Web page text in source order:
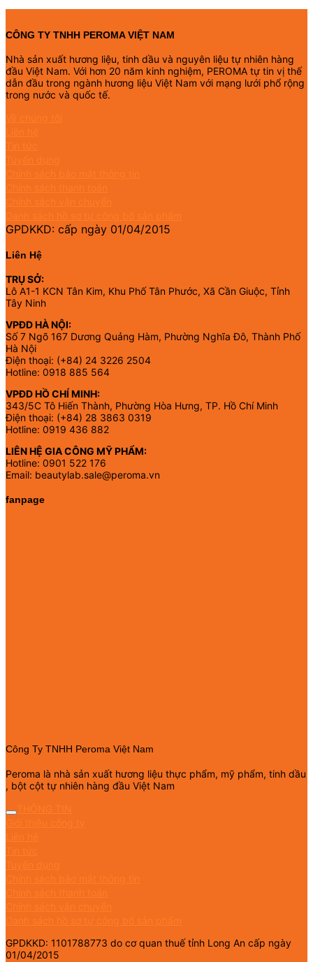
CÔNG TY TNHH PEROMA VIỆT NAM
Nhà sản xuất hương liệu, tinh dầu và nguyên liệu tự nhiên hàng
đầu Việt Nam. Với hơn 20 năm kinh nghiệm, PEROMA tự tin vị thế
dẫn đầu trong ngành hương liệu Việt Nam với mạng lưới phổ rộng
trong nước và quốc tế.
GPDKKD: cấp ngày 01/04/2015
Liên Hệ
TRỤ SỞ:
Lô A1-1 KCN Tân Kim, Khu Phố Tân Phước, Xã Cần Giuộc, Tỉnh
Tây Ninh
VPĐD HÀ NỘI:
Số 7 Ngõ 167 Dương Quảng Hàm, Phường Nghĩa Đô, Thành Phố
Hà Nội
Điện thoại: (+84) 24 3226 2504
Hotline: 0918 885 564
VPĐD HỒ CHÍ MINH:
343/5C Tô Hiến Thành, Phường Hòa Hưng, TP. Hồ Chí Minh
Điện thoại: (+84) 28 3863 0319
Hotline: 0919 436 882
LIÊN HỆ GIA CÔNG MỸ PHẨM:
Hotline: 0901 522 176
Email: beautylab.sale@peroma.vn
fanpage
Công Ty TNHH Peroma Việt Nam
Peroma là nhà sản xuất hương liệu thực phẩm, mỹ phẩm, tinh dầu
, bột cột tự nhiên hàng đầu Việt Nam
GPDKKD: 1101788773 do cơ quan thuế tỉnh Long An cấp ngày
01/04/2015